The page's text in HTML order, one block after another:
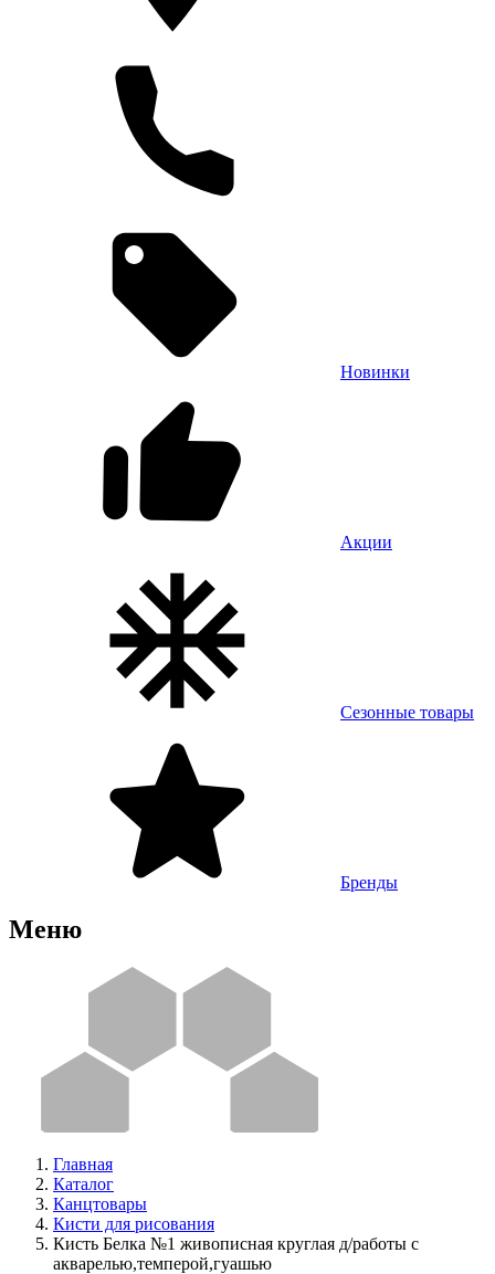
Новинки
Акции
Сезонные товары
Бренды
Меню
Главная
Каталог
Канцтовары
Кисти для рисования
Кисть Белка №1 живописная круглая д/работы с
акварелью,темперой,гуашью